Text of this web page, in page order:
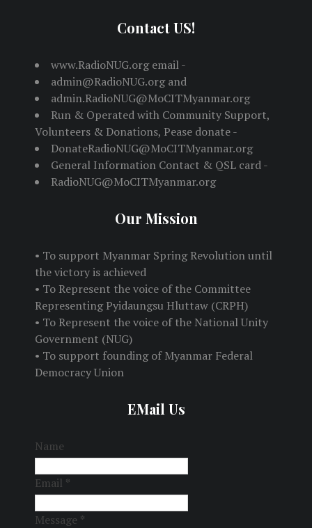
Contact US!
www.RadioNUG.org email -
admin@RadioNUG.org and
admin.RadioNUG@MoCITMyanmar.org
Run & Operated with Community Support,
Volunteers & Donations, Pease donate -
DonateRadioNUG@MoCITMyanmar.org
General Information Contact & QSL card -
RadioNUG@MoCITMyanmar.org
Our Mission
• To support Myanmar Spring Revolution until
the victory is achieved
• To Represent the voice of the Committee
Representing Pyidaungsu Hluttaw (CRPH)
• To Represent the voice of the National Unity
Government (NUG)
• To support founding of Myanmar Federal
Democracy Union
EMail Us
Name
Email *
Message *